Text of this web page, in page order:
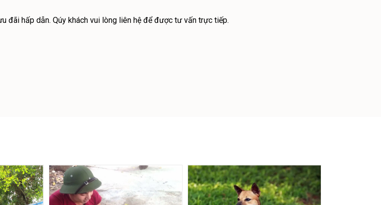
đãi hấp dẫn. Qúy khách vui lòng liên hệ để được tư vấn trực tiếp.